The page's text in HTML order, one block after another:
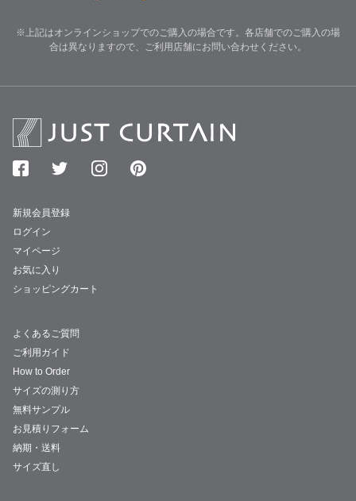
※上記はオンラインショップでのご購入の場合です。各店舗でのご購入の場
合は異なりますので、ご利用店舗にお問い合わせください。
新規会員登録
ログイン
マイページ
お気に入り
ショッピングカート
よくあるご質問
ご利用ガイド
How to Order
サイズの測り方
無料サンプル
お見積りフォーム
納期・送料
サイズ直し